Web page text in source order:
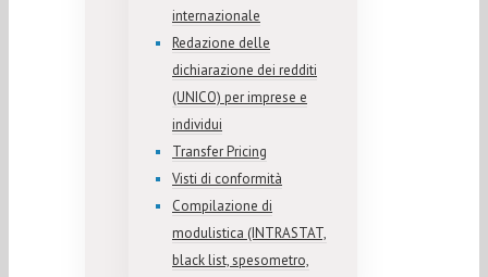
internazionale
Redazione delle
dichiarazione dei redditi
(UNICO) per imprese e
individui
Transfer Pricing
Visti di conformità
Compilazione di
modulistica (INTRASTAT,
black list, spesometro,